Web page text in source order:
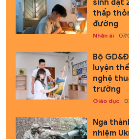
sinh đạt
thấp
đường
Nhân ái
Bộ
luyện
nghệ
trường
Giáo dục
Nga
nhiệm